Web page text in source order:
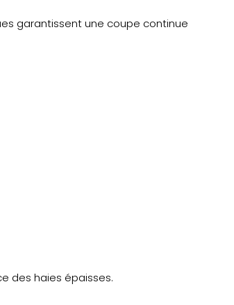
garantissent une coupe continue
des haies épaisses.